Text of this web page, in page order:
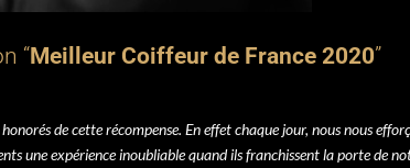
“Meilleur Coiffeur de France 2020”
de cette récompense. En effet chaque jour, nous nous
une expérience inoubliable quand ils franchissent la porte de